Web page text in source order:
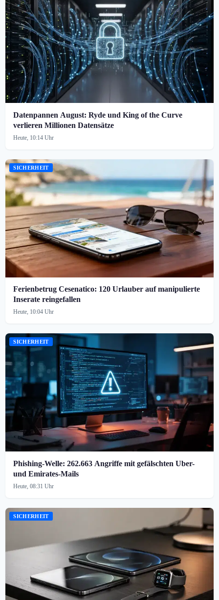
Datenpannen August: Ryde und King of the Curve
verlieren Millionen Datensätze
Heute, 10:14 Uhr
SICHERHEIT
Ferienbetrug Cesenatico: 120 Urlauber auf manipulierte
Inserate reingefallen
Heute, 10:04 Uhr
SICHERHEIT
Phishing-Welle: 262.663 Angriffe mit gefälschten Uber-
und Emirates-Mails
Heute, 08:31 Uhr
SICHERHEIT